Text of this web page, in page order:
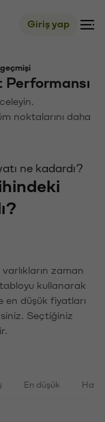
Giriş yap
noktalarını daha
ne kadardı?
zaman
kullanarak
en düşük fiyatları
Seçtiğiniz
En düşük